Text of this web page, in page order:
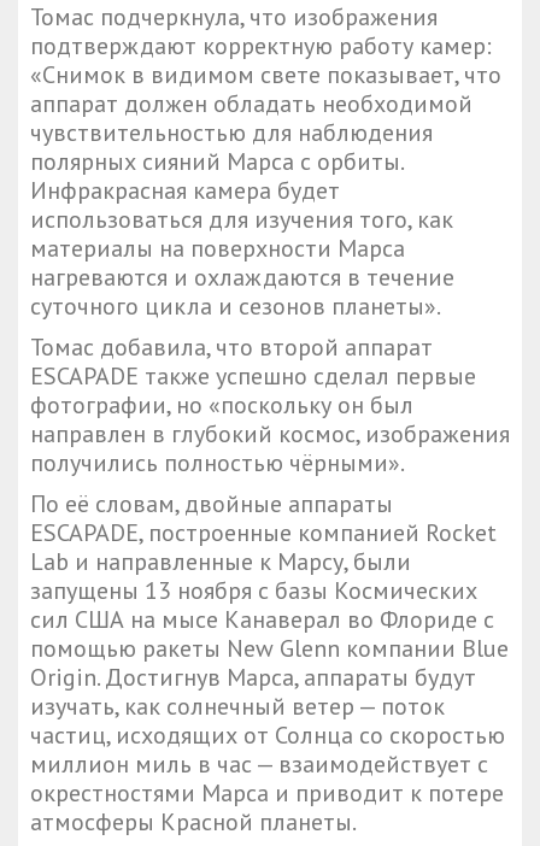
Томас подчеркнула, что изображения
подтверждают корректную работу камер:
«Снимок в видимом свете показывает, что
аппарат должен обладать необходимой
чувствительностью для наблюдения
полярных сияний Марса с орбиты.
Инфракрасная камера будет
использоваться для изучения того, как
материалы на поверхности Марса
нагреваются и охлаждаются в течение
суточного цикла и сезонов планеты».
Томас добавила, что второй аппарат
ESCAPADE также успешно сделал первые
фотографии, но «поскольку он был
направлен в глубокий космос, изображения
получились полностью чёрными».
По её словам, двойные аппараты
ESCAPADE, построенные компанией Rocket
Lab и направленные к Марсу, были
запущены 13 ноября с базы Космических
сил США на мысе Канаверал во Флориде с
помощью ракеты New Glenn компании Blue
Origin. Достигнув Марса, аппараты будут
изучать, как солнечный ветер — поток
частиц, исходящих от Солнца со скоростью
миллион миль в час — взаимодействует с
окрестностями Марса и приводит к потере
атмосферы Красной планеты.